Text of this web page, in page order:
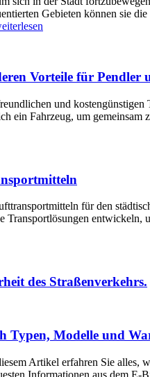
Gebieten können sie
Vorteile für Pendler
und
ein Fahrzeug, um
für den
des Straßenverkehrs.
Typen, Modelle und
Artikel erfahren Sie alles,